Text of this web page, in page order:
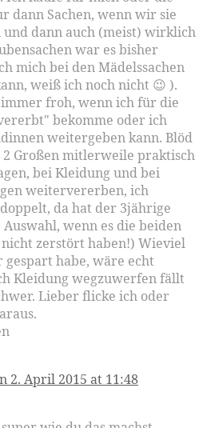
dann Sachen, wenn wir sie
dann auch (meist) wirklich
war es bisher
mich bei den Mädelssachen
weiß ich noch nicht 😉 ).
froh, wenn ich für die
bekomme oder ich
weitergeben kann. Blöd
2 Großen mitlerweile praktisch
bei Kleidung und bei
weitervererben, ich
da hat der 3jährige
wenn es die beiden
zerstört haben!) Wieviel
habe, wäre echt
Kleidung wegzuwerfen fällt
Lieber flicke ich oder
2. April 2015 at 11:48